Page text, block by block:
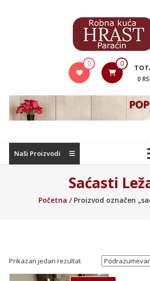
Nameštaj
0 0
0
Naši Proizvodi
Saćasti
Početna / Proizvod označen
Prikazan jedan rezultat